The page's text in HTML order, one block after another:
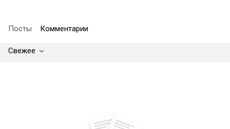
Посты Комментарии
Свежее